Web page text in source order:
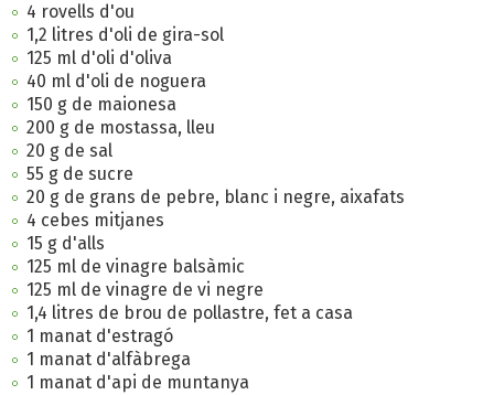
4 rovells d'ou
1,2 litres d'oli de gira-sol
125 ml d'oli d'oliva
40 ml d'oli de noguera
150 g de maionesa
200 g de mostassa, lleu
20 g de sal
55 g de sucre
20 g de grans de pebre, blanc i negre, aixafats
4 cebes mitjanes
15 g d'alls
125 ml de vinagre balsàmic
125 ml de vinagre de vi negre
1,4 litres de brou de pollastre, fet a casa
1 manat d'estragó
1 manat d'alfàbrega
1 manat d'api de muntanya